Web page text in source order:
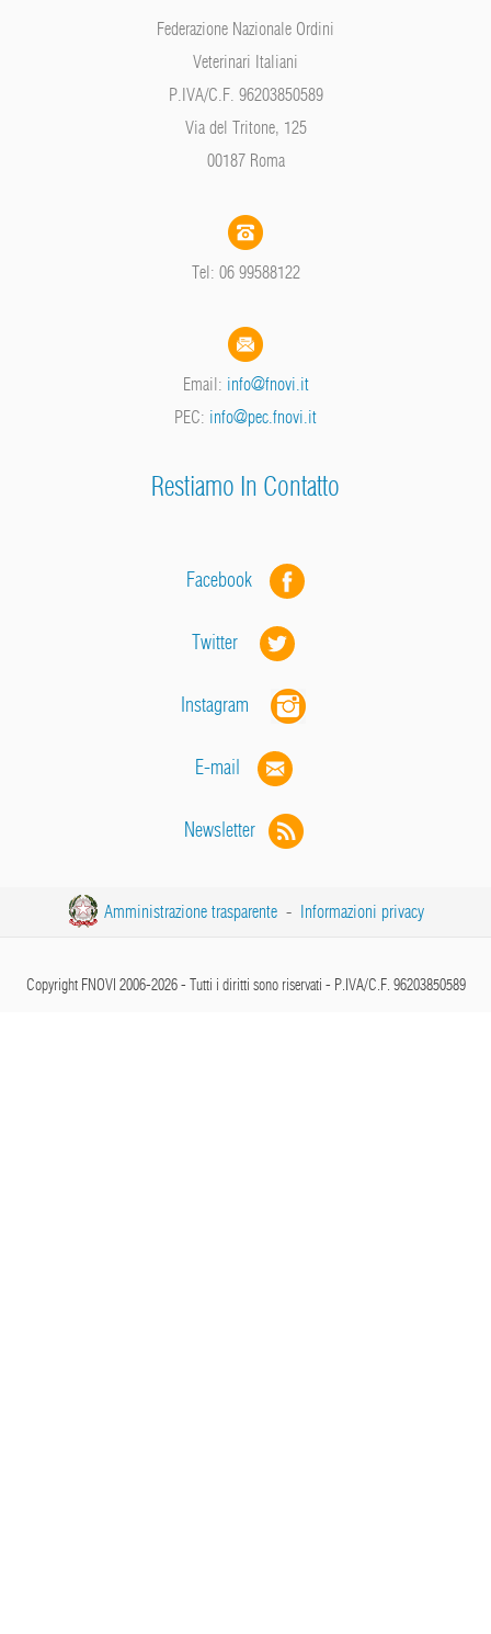
Federazione Nazionale Ordini
Veterinari Italiani
P.IVA/C.F. 96203850589
Via del Tritone, 125
00187 Roma
Tel: 06 99588122
Email: info@fnovi.it
PEC: info@pec.fnovi.it
Restiamo In Contatto
Facebook
Twitter
Instagram
E-mail
Newsletter
Amministrazione trasparente - Informazioni privacy
Copyright FNOVI 2006-2026 - Tutti i diritti sono riservati - P.IVA/C.F. 96203850589